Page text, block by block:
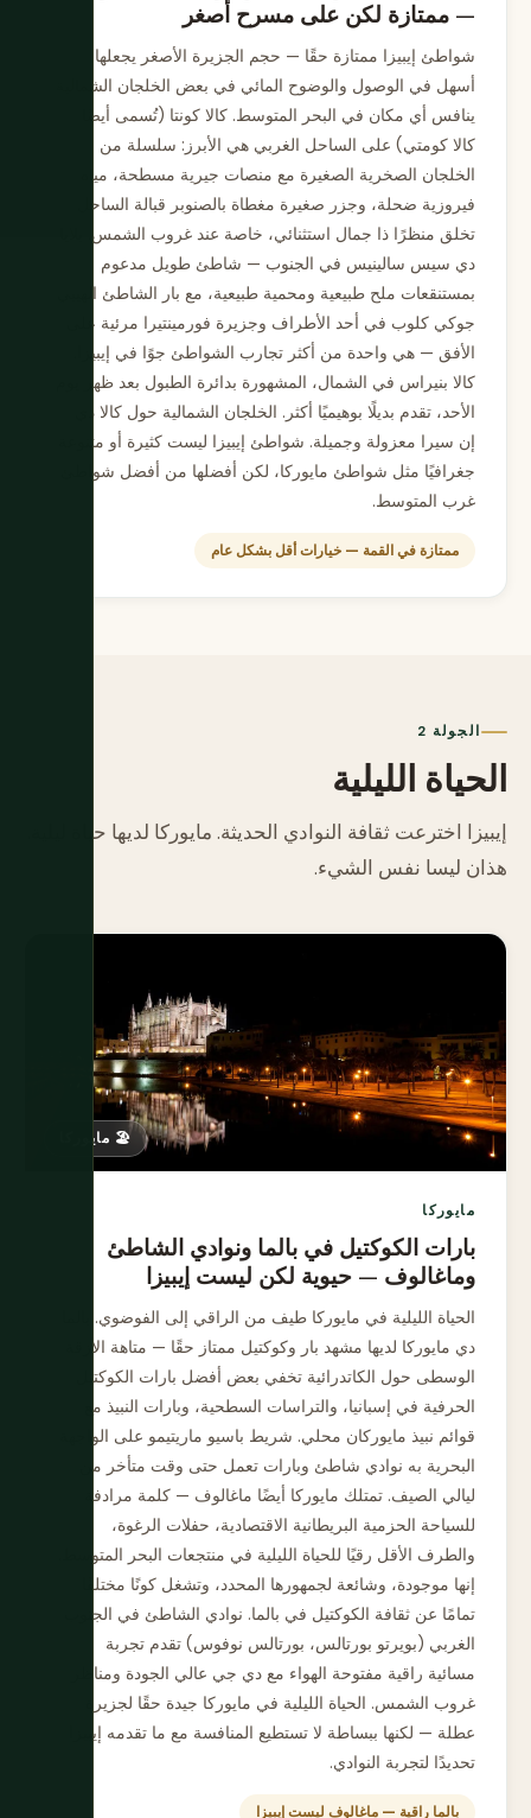
— ممتازة لكن على مسرح أصغر
شواطئ إيبيزا ممتازة حقًا — حجم الجزيرة الأصغر يجعلها
أسهل في الوصول والوضوح المائي في بعض الخلجان الشمالية
ينافس أي مكان في البحر المتوسط. كالا كونتا (تُسمى أيضًا
كالا كومتي) على الساحل الغربي هي الأبرز: سلسلة من
الخلجان الصخرية الصغيرة مع منصات جيرية مسطحة، مياه
فيروزية ضحلة، وجزر صغيرة مغطاة بالصنوبر قبالة الساحل
تخلق منظرًا ذا جمال استثنائي، خاصة عند غروب الشمس. بلايا
دي سيس سالينيس في الجنوب — شاطئ طويل مدعوم
بمستنقعات ملح طبيعية ومحمية طبيعية، مع بار الشاطئ الهيبي
جوكي كلوب في أحد الأطراف وجزيرة فورمينتيرا مرئية على
الأفق — هي واحدة من أكثر تجارب الشواطئ جوًا في إيبيزا.
كالا بنيراس في الشمال، المشهورة بدائرة الطبول بعد ظهر يوم
الأحد، تقدم بديلًا بوهيميًا أكثر. الخلجان الشمالية حول كالا دي
إن سيرا معزولة وجميلة. شواطئ إيبيزا ليست كثيرة أو متنوعة
جغرافيًا مثل شواطئ مايوركا، لكن أفضلها من أفضل شواطئ
غرب المتوسط.
ممتازة في القمة — خيارات أقل بشكل عام
الجولة 2
الحياة الليلية
إيبيزا اخترعت ثقافة النوادي الحديثة. مايوركا لديها حياة ليلية.
هذان ليسا نفس الشيء.
🏖️ مايوركا
مايوركا
بارات الكوكتيل في بالما ونوادي الشاطئ
وماغالوف — حيوية لكن ليست إيبيزا
الحياة الليلية في مايوركا طيف من الراقي إلى الفوضوي. بالما
دي مايوركا لديها مشهد بار وكوكتيل ممتاز حقًا — متاهة الأزقة
الوسطى حول الكاتدرائية تخفي بعض أفضل بارات الكوكتيل
الحرفية في إسبانيا، والتراسات السطحية، وبارات النبيذ مع
قوائم نبيذ مايوركان محلي. شريط باسيو ماريتيمو على الواجهة
البحرية به نوادي شاطئ وبارات تعمل حتى وقت متأخر من
ليالي الصيف. تمتلك مايوركا أيضًا ماغالوف — كلمة مرادفة
للسياحة الحزمية البريطانية الاقتصادية، حفلات الرغوة،
والطرف الأقل رقيًا للحياة الليلية في منتجعات البحر المتوسط.
إنها موجودة، وشائعة لجمهورها المحدد، وتشغل كونًا مختلفًا
تمامًا عن ثقافة الكوكتيل في بالما. نوادي الشاطئ في الجنوب
الغربي (بويرتو بورتالس، بورتالس نوفوس) تقدم تجربة
مسائية راقية مفتوحة الهواء مع دي جي عالي الجودة ومناظر
غروب الشمس. الحياة الليلية في مايوركا جيدة حقًا لجزيرة
عطلة — لكنها ببساطة لا تستطيع المنافسة مع ما تقدمه إيبيزا
تحديدًا لتجربة النوادي.
بالما راقية — ماغالوف ليست إيبيزا